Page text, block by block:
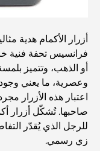
مطاعم شاطئ J1: وجهة دبي الجديدة لتناول الطعام الفاخر
أغلى ساعات
حضانة أطفال في
أزرار الأكمام هدية
فرانسيس تحفة فنية
أو الذهب، وتتميز
وعصرية، ما يعني
اعتبار هذه
صاحبها. تُشكّل أزرار
للرجل الذي يُقدّر
زي رسمي.